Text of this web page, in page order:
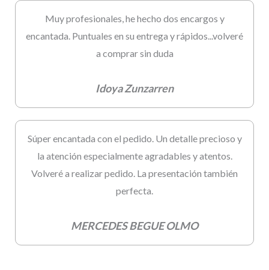
Muy profesionales, he hecho dos encargos y
encantada. Puntuales en su entrega y rápidos...volveré
a comprar sin duda
Idoya Zunzarren
Súper encantada con el pedido. Un detalle precioso y
la atención especialmente agradables y atentos.
Volveré a realizar pedido. La presentación también
perfecta.
MERCEDES BEGUE OLMO